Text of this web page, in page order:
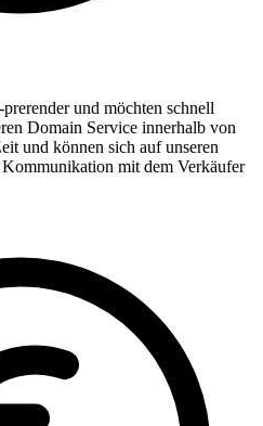
und möchten schnell
Domain Service innerhalb von
und können sich auf unseren
mit dem Verkäufer